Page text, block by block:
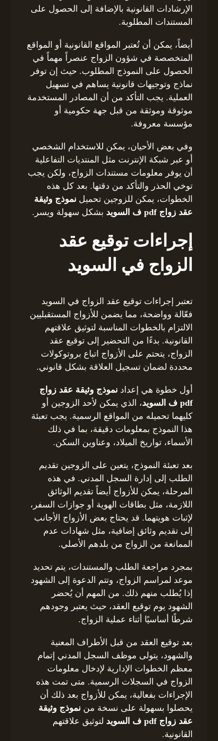
الإرشادات القانونية بالإضافة إلى الحصول على
المستندات المطلوبة.
أيضاً، يمكن أن تُعتبر المواقع القانونية أو المواقع
المتخصصة في شؤون الزواج عنصراً مهماً في
الحصول على النموذج المطلوب. حيث إن توفر
نماذج وتوجيهات قانونية يساهم في تسهيل
العملية. يجب التأكد من أن المصادر المستخدمة
موثوقة وموثقة من قبل جهة حكومية أو
مؤسسة معروفة.
وفي بعض الأحيان، يمكن للاستخدام الشخصي
أو عبر شبكة الإنترنت مثل المنتديات التفاعلية
أن يوفر معلومات مستندات الزواج، ولكن يجب
توخي الحذر والتأكد من دقتها. بعد كل هذه
الخطوات، يمكن للزوجين تحميلنموذج وثيقة
عقد زواج pdf ف السويد
بشكل سهولة ويسر.
إجراءات توقيع عقد
الزواج في السويد
تعتبر إجراءات توقيع عقد الزواج في السويد
فعّالة وواضحة، مما يضمن للأزواج المستقبليين
الالتزام بالخطوات المناسبة لتوثيق علاقتهم
القانونية. بدءًا من التحضير إلى توقيع عقد
الزواج، يتحتم على الأزواج اتباع بروتوكولات
محددة لضمان تسجيل العلاقة بشكل قانوني.
أول خطوة هي إعدادنموذج وثيقة عقد زواج
pdf ف السويد
، الذي يمكن لأحد الزوجين أو
كليهما تحميله من المواقع الرسمية. يجب تعبئة
هذا النموذج بمعلومات دقيقة، بما في ذلك
الأسماء، تواريخ الميلاد، وعناوين السكن.
بعد تعبئة النموذج، يتعين على الزوجين تقديم
الطلب إلى إدارة السجل المدني. في هذه
المرحلة، يمكن للأزواج أيضاً تقديم الوثائق
اللازمة، مثل بطاقات الهوية أو جوازات السفر،
لإثبات هويتهما. قد يحتاج بعض الأزواج الأجانب
إلى تقديم وثائق إضافية، مثل شهادات عدم
الممانعة من الزواج من بلدهم الأصلي.
بمجرد مراجعة الطلب والمستندات، يتم تحديد
موعد لمراسم الزواج، وتتم الدعوة إلى الشهود
إذا يُطلب منهم ذلك. من المهم أن يُحضر
الشهود يوم توقيع العقد، حيث يعتبر وجودهم
شرطًا أساسيًا أثناء عملية الزواج.
بعد توقيع العقد من قبل الأطراف المعنية
والشهود، يتولى موظف السجل المدني إتمام
معظم الخطوات الإدارية لإدخال معلومات
الزواج في السجلات الرسمية. متى تمت هذه
الإجراءات بفعالية، يمكن للأزواج بعد ذلك أن
يحصلوا بسهولة على نسخة مننموذج وثيقة
عقد زواج pdf ف السويد
لتوثيق علاقتهم
القانونية.